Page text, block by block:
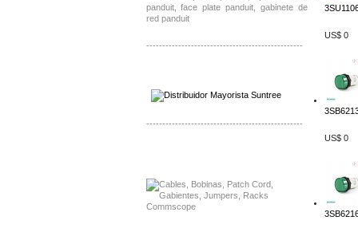
-------------------------------------------------
-------------------------------------------------
US$ 0
US$ 0